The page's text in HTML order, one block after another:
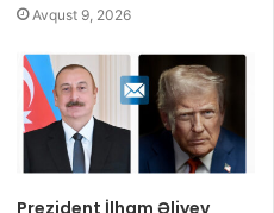
Avqust 9, 2026